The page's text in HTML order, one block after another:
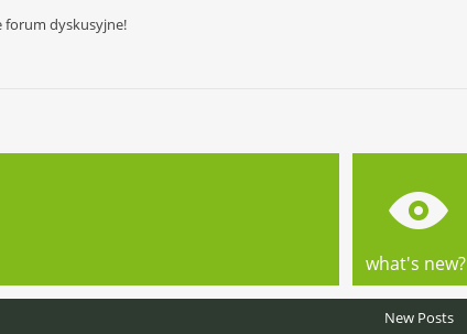
forum dyskusyjne!
what's new?
New Posts